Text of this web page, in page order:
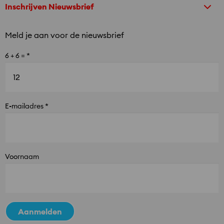
a
e
o
n
t
Inschrijven Nieuwsbrief
Meld je aan voor de nieuwsbrief
6 + 6 = *
E-mailadres*
Voornaam